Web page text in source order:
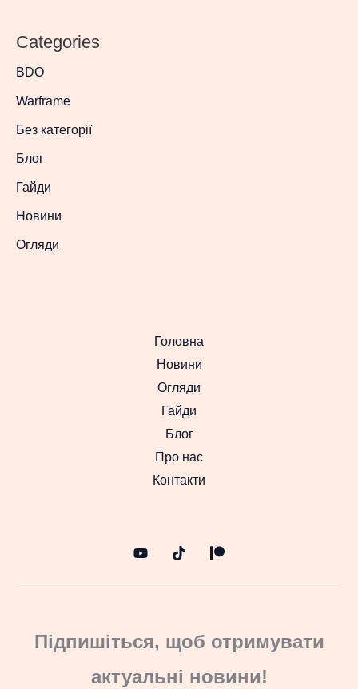
Categories
BDO
Warframe
Без категорії
Блог
Гайди
Новини
Огляди
Головна
Новини
Огляди
Гайди
Блог
Про нас
Контакти
Підпишіться, щоб отримувати
актуальні новини!